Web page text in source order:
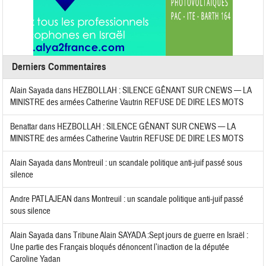
Derniers Commentaires
Alain Sayadadans HEZBOLLAH : SILENCE GÊNANT SUR CNEWS — LA
MINISTRE des armées Catherine Vautrin REFUSE DE DIRE LES MOTS
Benattardans HEZBOLLAH : SILENCE GÊNANT SUR CNEWS — LA
MINISTRE des armées Catherine Vautrin REFUSE DE DIRE LES MOTS
Alain Sayadadans Montreuil : un scandale politique anti-juif passé sous
silence
Andre PATLAJEAN dans Montreuil : un scandale politique anti-juif passé
sous silence
Alain SayadadansTribune Alain SAYADA :Sept jours de guerre en Israël :
Une partie des Français bloqués dénoncent l’inaction de la députée
Caroline Yadan